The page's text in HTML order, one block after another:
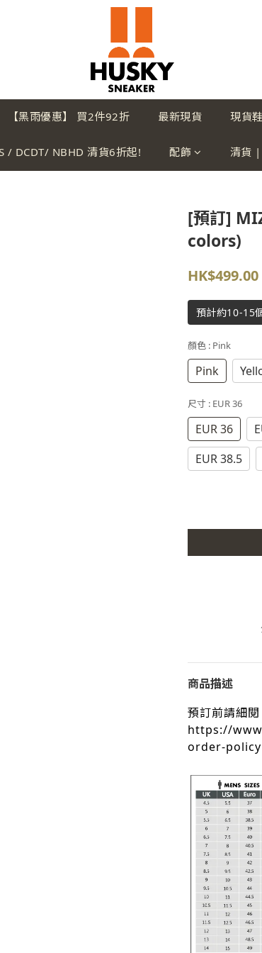
【黑雨優惠】 買2件92折 最新現貨 現貨
/ DCDT/ NBHD 清貨6折起! 配飾 清貨
[預訂]
colors)
HK$499.00
預計約10-15
顏色 : Pink
Pink
尺寸 : EUR 36
EUR 36
EUR 38.5
商品描述
預訂前請細閱
https://
order-policy